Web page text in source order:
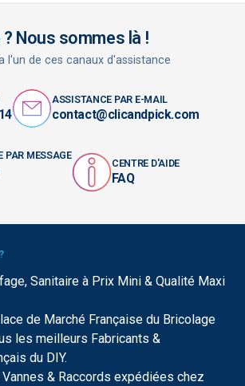
? Nous sommes là !
l'un de ces canaux d'assistance
ASSISTANCE PAR E-MAIL
contact@clicandpick.com
PAR MESSAGE
CENTRE D'AIDE
FAQ
Sanitaire à Prix Mini & Qualité Maxi
de Marché Française du Bricolage
les meilleurs Fabricants &
du DIY.
& Raccords expédiées chez